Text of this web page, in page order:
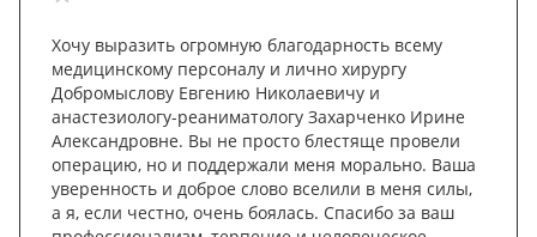
Хочу выразить огромную благодарность всему
медицинскому персоналу и лично хирургу
Добромыслову Евгению Николаевичу и
анастезиологу-реаниматологу Захарченко Ирине
Александровне. Вы не просто блестяще провели
операцию, но и поддержали меня морально. Ваша
уверенность и доброе слово вселили в меня силы,
а я, если честно, очень боялась. Спасибо за ваш